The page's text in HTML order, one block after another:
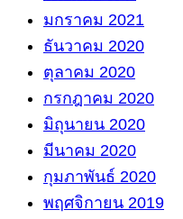
มกราคม 2021
ธันวาคม 2020
ตุลาคม 2020
กรกฎาคม 2020
มิถุนายน 2020
มีนาคม 2020
กุมภาพันธ์ 2020
พฤศจิกายน 2019